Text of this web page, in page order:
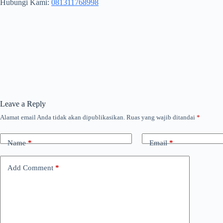
Hubungi Kami: 081311768998
Leave a Reply
Alamat email Anda tidak akan dipublikasikan. Ruas yang wajib ditandai *
Name* Email*
Add Comment *